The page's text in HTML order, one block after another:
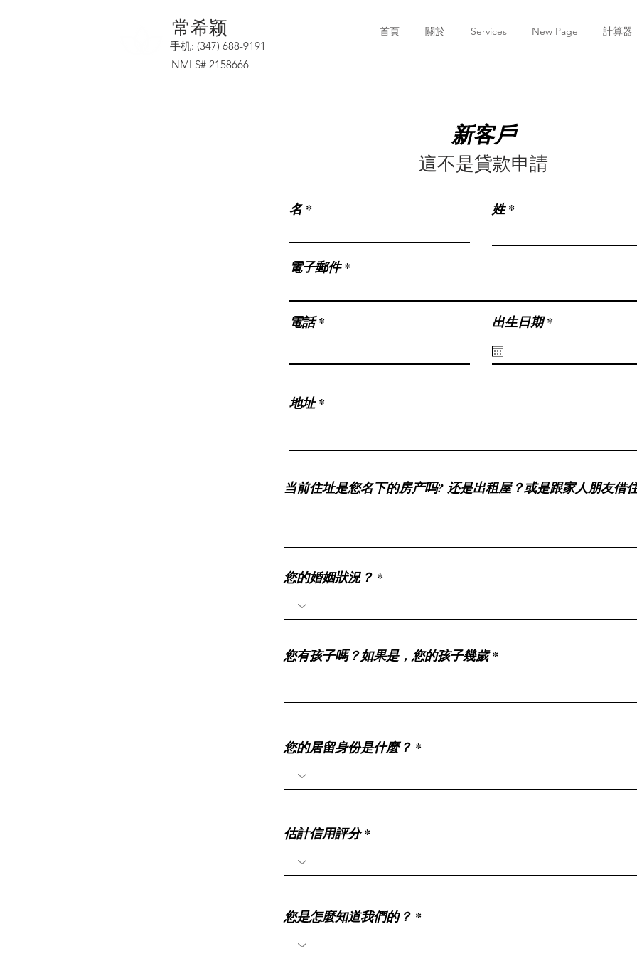
​常希颖
手机: (347) 688-9191
NMLS# 2158666
首頁 關於 Services New Page 計算器
新客戶
這不是貸款申請
名 姓
電子郵件
電話 出生日期 *
u
地址
当前住址是您名下的房产吗? 还是出租屋？或是跟家人朋友借
您的婚姻狀況？
您有孩子嗎？如果是，您的孩子幾歲
您的居留身份是什麼？
估計信用評分
您是怎麼知道我們的？